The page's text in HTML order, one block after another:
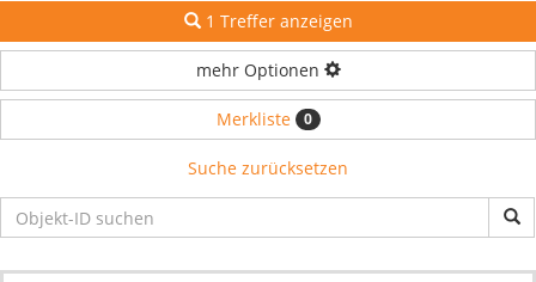
1 Treffer anzeigen
mehr Optionen
Merkliste 0
Suche zurücksetzen